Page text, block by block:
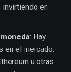
invirtiendo en
: Hay
en el mercado.
u otras